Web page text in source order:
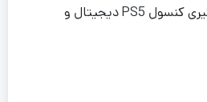
فضای اختصاصی برای قرار گیری کنسول PS5 دیجیتال و